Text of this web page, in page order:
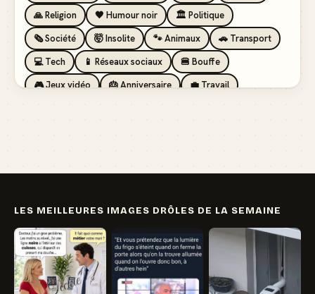
🙏 Religion
🖤 Humour noir
🏛️ Politique
🗞️ Société
🤯 Insolite 🐾 Animaux
🚗 Transport
💻 Tech
📱 Réseaux sociaux
🍔 Bouffe
🎮 Jeux vidéo
🎂 Anniversaire
💼 Travail
LES MEILLEURES IMAGES DRÔLES DE LA SEMAINE